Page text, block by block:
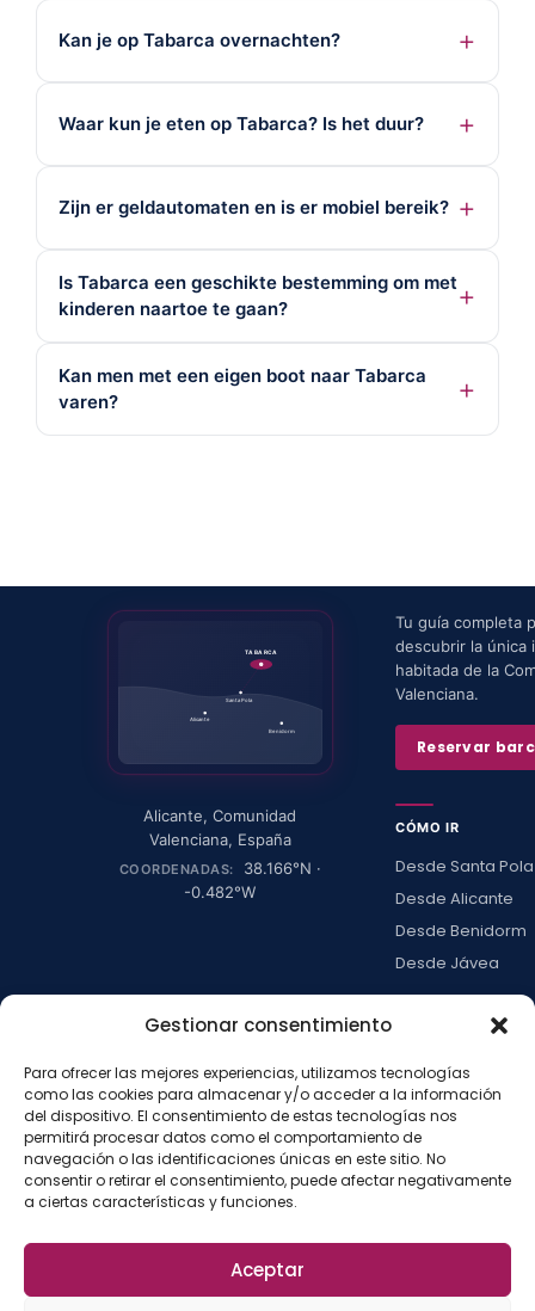
Gestionar consentimiento
Para ofrecer las mejores experiencias, utilizamos tecnologías
como las cookies para almacenar y/o acceder a la información
del dispositivo. El consentimiento de estas tecnologías nos
permitirá procesar datos como el comportamiento de
navegación o las identificaciones únicas en este sitio. No
consentir o retirar el consentimiento, puede afectar negativamente
a ciertas características y funciones.
Aceptar
Kan je op Tabarca overnachten?
Waar kun je eten op Tabarca? Is het duur?
Zijn er geldautomaten en is er mobiel bereik?
Is Tabarca een geschikte bestemming om met
kinderen naartoe te gaan?
Kan men met een eigen boot naar Tabarca
varen?
TABARCA
Santa Pola
Alicante
Benidorm
Alicante,Comunidad
Valenciana, España
COORDENADAS: 38.166°N ·
-0.482°W
Tu guía completa
descubrir la única
habitada de la
Valenciana.
Reservar
CÓMO IR
Desde Santa Pola
Desde Alicante
Desde Benidorm
Desde Jávea
LA ISLA
Actividades
Blog
Con niños
Press kit
©2026La Isla de Aviso legal·Privacidad·Cookies·